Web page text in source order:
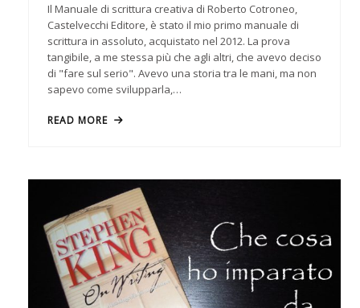
Il Manuale di scrittura creativa di Roberto Cotroneo,
Castelvecchi Editore, è stato il mio primo manuale di
scrittura in assoluto, acquistato nel 2012. La prova
tangibile, a me stessa più che agli altri, che avevo deciso
di "fare sul serio". Avevo una storia tra le mani, ma non
sapevo come svilupparla,…
READ MORE